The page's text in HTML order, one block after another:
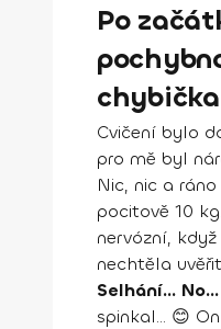
Po
Cvičení bylo
pro mě byl
Nic, nic a
pocitově 10
nervózní,
nechtěla
Selhání...
spinkal... 😊